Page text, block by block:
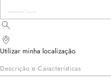
Utilizar minha localização
Descrição e Características